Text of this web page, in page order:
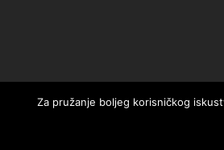
Za pružanje boljeg korisničkog